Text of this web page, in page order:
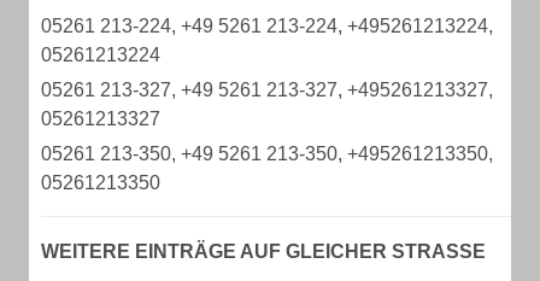
05261 213-224, +49 5261 213-224, +495261213224,
05261213224
05261 213-327, +49 5261 213-327, +495261213327,
05261213327
05261 213-350, +49 5261 213-350, +495261213350,
05261213350
WEITERE EINTRÄGE AUF GLEICHER STRASSE